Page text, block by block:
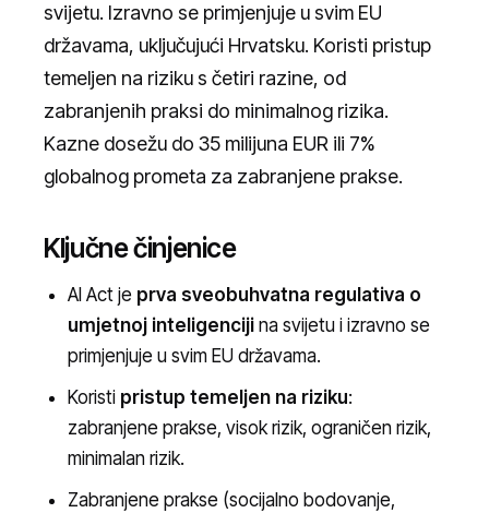
svijetu. Izravno se primjenjuje u svim EU
državama, uključujući Hrvatsku. Koristi pristup
temeljen na riziku s četiri razine, od
zabranjenih praksi do minimalnog rizika.
Kazne dosežu do 35 milijuna EUR ili 7%
globalnog prometa za zabranjene prakse.
Ključne činjenice
AI Act je prva sveobuhvatna regulativa o
umjetnoj inteligenciji na svijetu i izravno se
primjenjuje u svim EU državama.
Koristi pristup temeljen na riziku:
zabranjene prakse, visok rizik, ograničen rizik,
minimalan rizik.
Zabranjene prakse (socijalno bodovanje,